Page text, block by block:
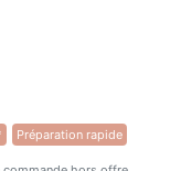
Préparation rapide